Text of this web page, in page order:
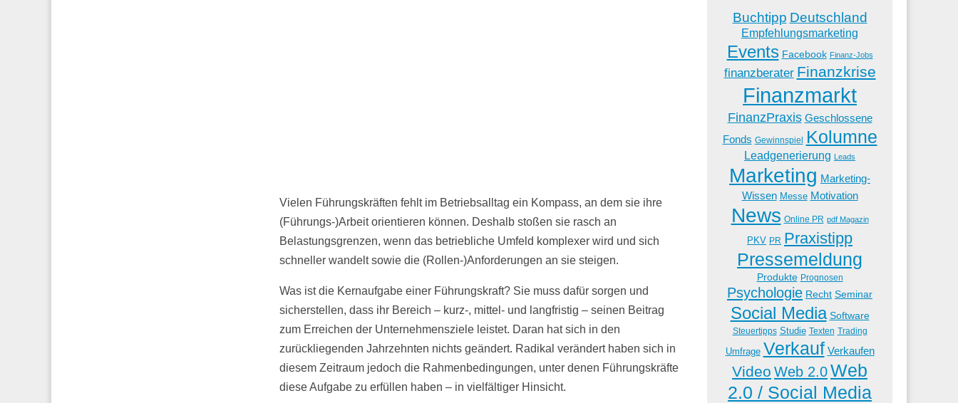
Vielen Führungskräften fehlt im Betriebsalltag ein Kompass, an dem sie ihre
(Führungs-)Arbeit orientieren können. Deshalb stoßen sie rasch an
Belastungsgrenzen, wenn das betriebliche Umfeld komplexer wird und sich
schneller wandelt sowie die (Rollen-)Anforderungen an sie steigen.
Was ist die Kernaufgabe einer Führungskraft? Sie muss dafür sorgen und
sicherstellen, dass ihr Bereich – kurz-, mittel- und langfristig – seinen Beitrag
zum Erreichen der Unternehmensziele leistet. Daran hat sich in den
zurückliegenden Jahrzehnten nichts geändert. Radikal verändert haben sich in
diesem Zeitraum jedoch die Rahmenbedingungen, unter denen Führungskräfte
diese Aufgabe zu erfüllen haben – in vielfältiger Hinsicht.
Buchtipp Deutschland
Empfehlungsmarketing
Events Facebook Finanz-Jobs
finanzberater Finanzkrise
Finanzmarkt
FinanzPraxis Geschlossene
Fonds Gewinnspiel Kolumne
Leadgenerierung Leads
Marketing Marketing-
Wissen Messe Motivation
News Online PR pdf Magazin
PKV PR Praxistipp
Pressemeldung
Produkte Prognosen
Psychologie Recht Seminar
Social Media Software
Steuertipps Studie Texten Trading
Umfrage Verkauf Verkaufen
Video Web 2.0Web
2.0 / Social Media